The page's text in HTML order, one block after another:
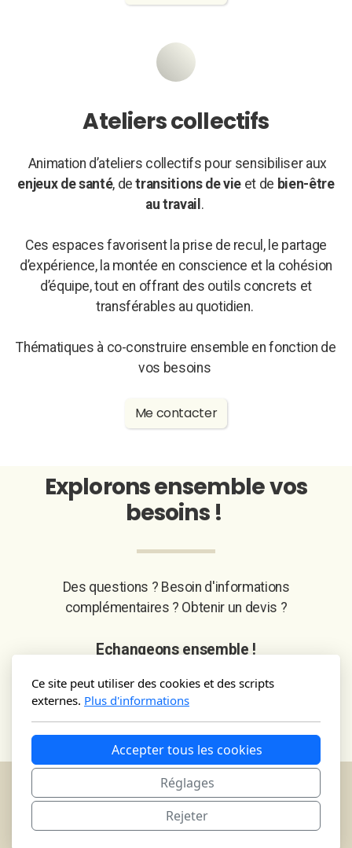
Ateliers collectifs
Animation d’ateliers collectifs pour sensibiliser aux
enjeux de santé, detransitions de vie et de bien-être
au travail .
Ces espaces favorisent la prise de recul, le partage
d’expérience, la montée en conscience et la cohésion
d’équipe, tout en offrant des outils concrets et
transférables au quotidien.
Thématiques à co-construire ensemble en fonction de
vos besoins
Me contacter
Explorons ensemble vos
besoins !
Des questions ? Besoin d'informations
complémentaires ? Obtenir un devis ?
Echangeons ensemble !
Envoyez moi un message en cliquant sur ce bouton !
Echangeons !
Ce site peut utiliser des cookies et des scripts
externes. Plus d'informations
Accepter tous les cookies
Réglages
Rejeter